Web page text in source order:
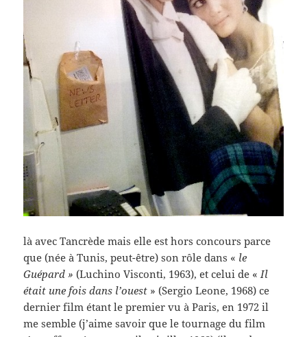
là avec Tancrède mais elle est hors concours parce
que (née à Tunis, peut-être) son rôle dans « le
Guépard »(Luchino Visconti, 1963), et celui de « Il
était une fois dans l’ouest » (Sergio Leone, 1968) ce
dernier film étant le premier vu à Paris, en 1972 il
me semble (j’aime savoir que le tournage du film